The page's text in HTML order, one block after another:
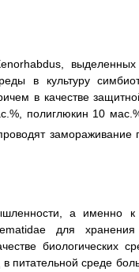
в культуру
в качестве
полиглюкин 10
замораживание
а именно
для
биологических
питательной среде